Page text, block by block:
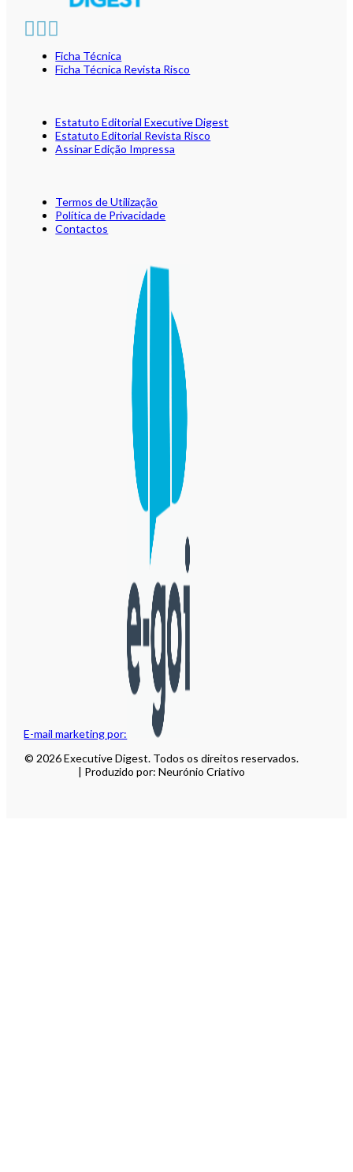
E-mail marketing por:
Ficha Técnica
Ficha Técnica Revista Risco
Estatuto Editorial Executive Digest
Estatuto Editorial Revista Risco
Assinar Edição Impressa
Termos de Utilização
Política de Privacidade
Contactos
© 2026 Executive Digest. Todos os direitos reservados.
| Produzido por: Neurónio Criativo